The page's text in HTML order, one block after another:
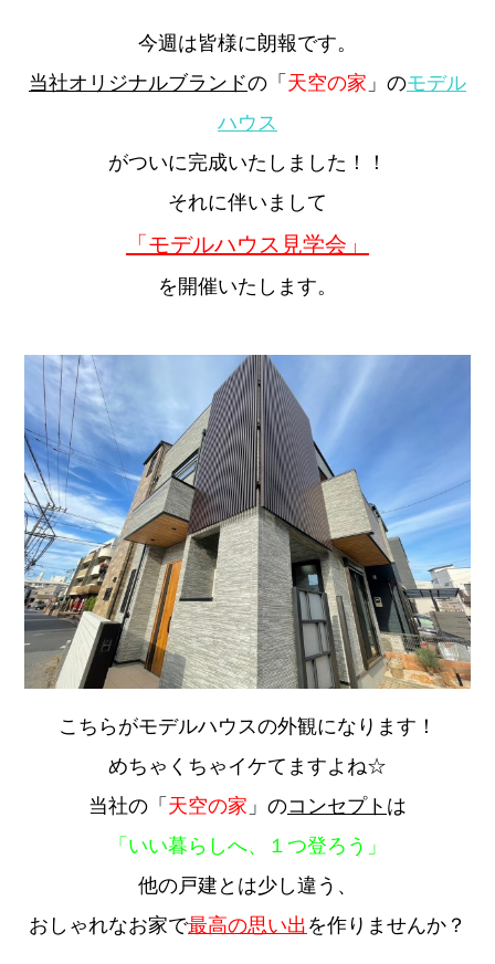
今週は皆様に朗報です。
当社オリジナルブランドの「 天空の家 」のモデル
ハウス
がついに完成いたしました！！
それに伴いまして
「モデルハウス見学会」
を開催いたします。
こちらがモデルハウスの外観になります！
めちゃくちゃイケてますよね☆
当社の「 天空の家 」のコンセプト は
「いい暮らしへ、１つ登ろう」
他の戸建とは少し違う、
おしゃれなお家で最高の思い出 を作りませんか？